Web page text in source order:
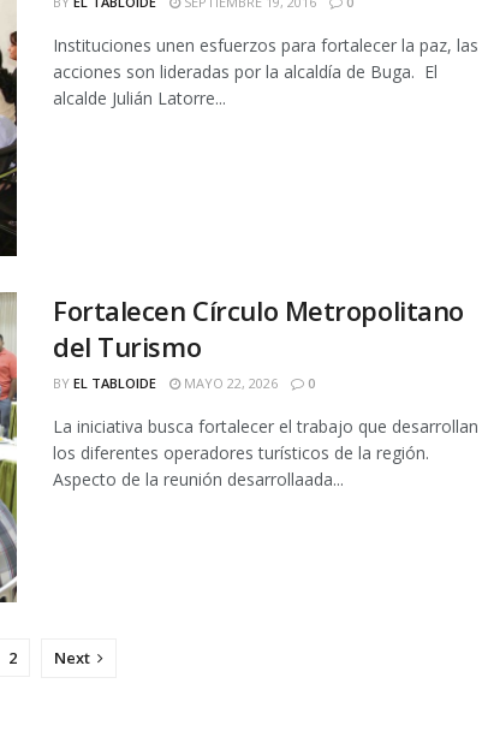
Instituciones unen esfuerzos para fortalecer la paz, las
acciones son lideradas por la alcaldía de Buga. El
alcalde Julián Latorre...
Fortalecen Círculo Metropolitano
del Turismo
BY EL TABLOIDE MAYO 22, 2026 0
La iniciativa busca fortalecer el trabajo que desarrollan
los diferentes operadores turísticos de la región.
Aspecto de la reunión desarrollaada...
2 Next